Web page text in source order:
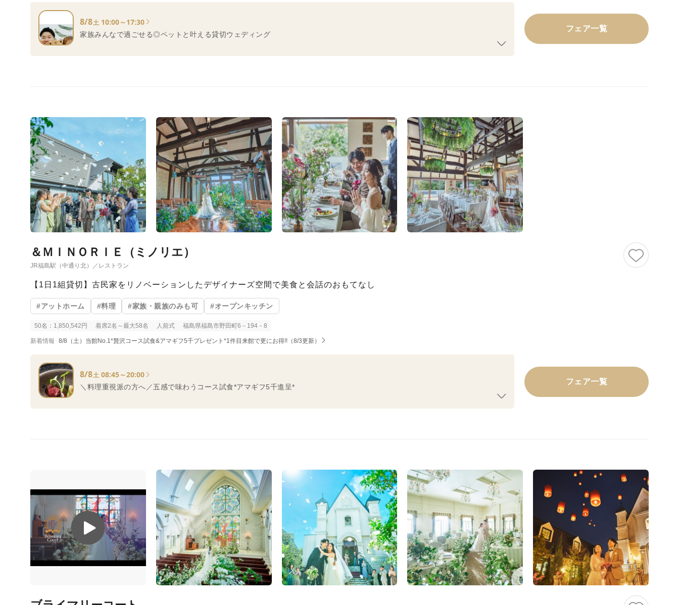
8/8土 10:00～17:30
家族みんなで過ごせる◎ペットと叶える貸切ウェディング
フェア一覧
＆ＭＩＮＯＲＩＥ（ミノリエ）
JR福島駅（中通り北）／レストラン
【1日1組貸切】古民家をリノベーションしたデザイナーズ空間で美食と会話のおもてなし
#アットホーム #料理 #家族・親族のみも可 #オープンキッチン
50名：1,850,542円 着席2名～最大58名 人前式 福島県福島市野田町6－194－8
新着情報 8/8（土）当館No.1*贅沢コース試食&アマギフ5千プレゼント*1件目来館で更にお得!!（8/3更新）
8/8土 08:45～20:00
＼料理重視派の方へ／五感で味わうコース試食*アマギフ5千進呈*
フェア一覧